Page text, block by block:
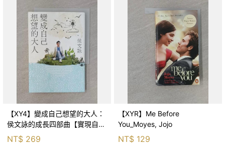
【XY4】變成自己想望的大人：
侯文詠的成長四部曲【實現自
己】_侯文詠
NT$ 269
【XYR】Me Before
You_Moyes, Jojo
NT$ 129